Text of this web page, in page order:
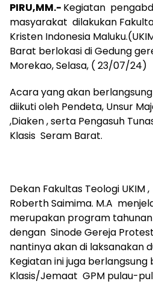
PIRU,MM.- Kegiatan
masyarakat dilakukan
Kristen Indonesia
Barat berlokasi di Gedung
Morekao, Selasa, ( 23/07/24)
Acara yang akan
diikuti oleh Pendeta, Unsur
,Diaken , serta Pengasuh
Klasis Seram Barat.
Dekan Fakultas Teologi
Roberth Saimima. M.A
merupakan program
dengan Sinode Gereja
nantinya akan di laksanakan
Kegiatan ini juga
Klasis/Jemaat GPM pulau-